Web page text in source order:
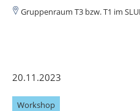
Gruppenraum T3 bzw. T1 im
20.11.2023
Workshop